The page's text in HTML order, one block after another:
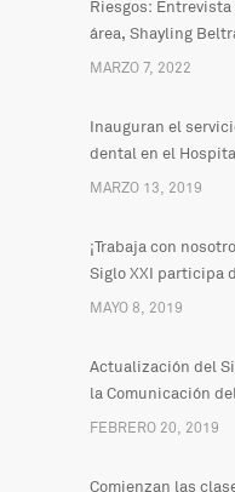
Riesgos:
área, Shayling
MARZO 7, 2022
Inauguran el
dental en el
MARZO 13, 2019
¡Trabaja con
Siglo XXI participa
MAYO 8, 2019
Actualización del
la Comunicación
FEBRERO 20, 2019
Comienzan las